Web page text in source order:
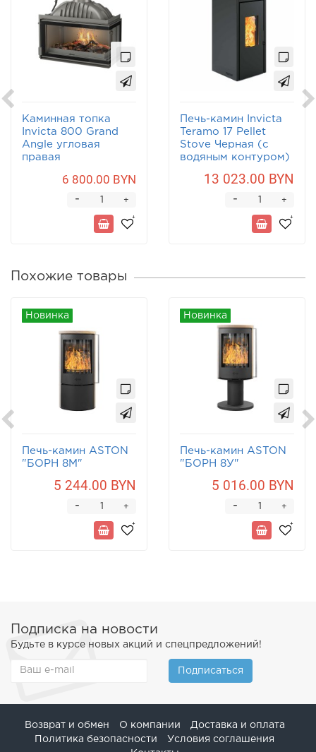
Каминная топка
Invicta 800 Grand
Angle угловая
правая
6 800.00 BYN
+
-
Печь-камин Invicta
Teramo 17 Pellet
Stove Черная (с
водяным контуром)
13 023.00 BYN
+
-
Похожие товары
Новинка
Печь-камин ASTON
"БОРН 8М"
5 244.00 BYN
+
-
Новинка
Печь-камин ASTON
"БОРН 8У"
5 016.00 BYN
+
-
Подписка на новости
Будьте в курсе новых акций и спецпредложений!
Подписаться
Возврат и обмен О компании
Доставка и оплата
Политика безопасности
Условия соглашения